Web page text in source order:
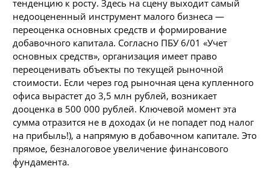
тенденцию к росту. Здесь на сцену выходит самый
недооцененный инструмент малого бизнеса —
переоценка основных средств и формирование
добавочного капитала. Согласно ПБУ 6/01 «Учет
основных средств», организация имеет право
переоценивать объекты по текущей рыночной
стоимости. Если через год рыночная цена купленного
офиса вырастет до 3,5 млн рублей, возникает
дооценка в 500 000 рублей. Ключевой момент эта
сумма отразится не в доходах (и не попадет под налог
на прибыль!), а напрямую в добавочном капитале. Это
прямое, безналоговое увеличение финансового
фундамента.